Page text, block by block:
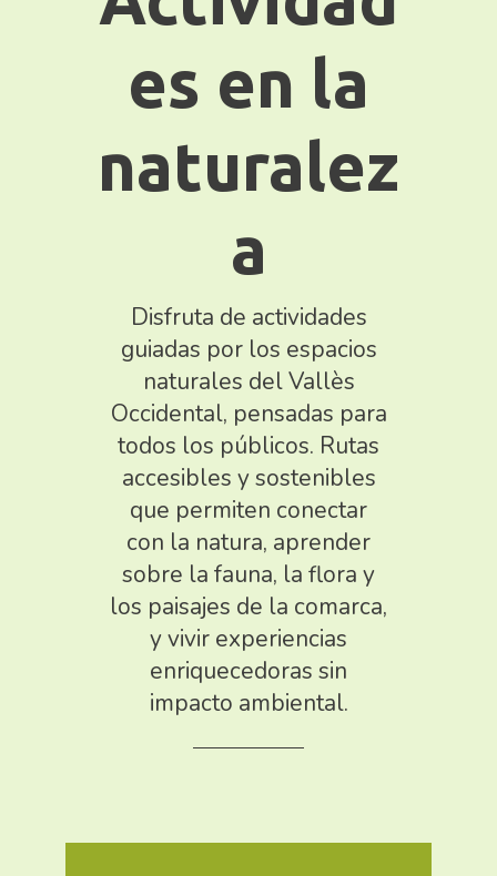
es en la
naturalez
a
Disfruta de actividades
guiadas por los espacios
naturales del Vallès
Occidental, pensadas para
todos los públicos. Rutas
accesibles y sostenibles
que permiten conectar
con la natura, aprender
sobre la fauna, la flora y
los paisajes de la comarca,
y vivir experiencias
enriquecedoras sin
impacto ambiental.